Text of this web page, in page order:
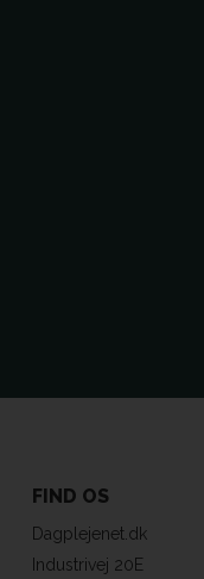
FIND OS
Dagplejenet.dk
Industrivej 20E